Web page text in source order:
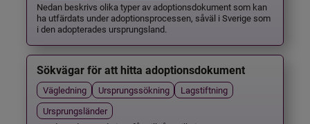
Nedan beskrivs olika typer av adoptionsdokument som kan
ha utfärdats under adoptionsprocessen, såväl i Sverige som
i den adopterades ursprungsland.
Sökvägar för att hitta adoptionsdokument
Vägledning Ursprungssökning
Lagstiftning
Ursprungsländer